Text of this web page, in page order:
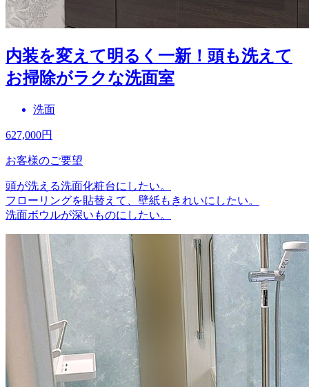
内装を変えて明るく一新！頭も洗えて
お掃除がラクな洗面室
洗面
627,000円
お客様のご要望
頭が洗える洗面化粧台にしたい。
フローリングを貼替えて、壁紙もきれいにしたい。
洗面ボウルが深いものにしたい。